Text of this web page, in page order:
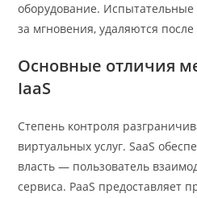
оборудование. Испытательные
за мгновения, удаляются
Основные отличия
IaaS
Степень контроля
виртуальных услуг. SaaS
власть — пользователь
сервиса. PaaS предоставляет